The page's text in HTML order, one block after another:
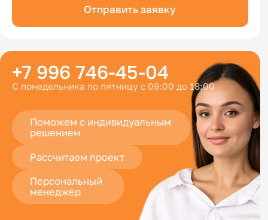
Отправить заявку
+7 996 746-45-04
С понедельника по пятницу с 09:00 до 18:00
Поможем с индивидуальным
решением
Рассчитаем проект
Персональный
менеджер